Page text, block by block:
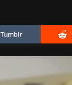
Tumblr